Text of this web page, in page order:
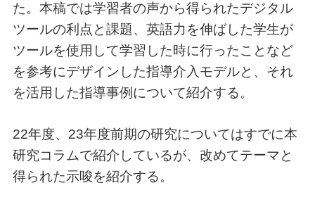
た。本稿では学習者の声から得られたデジタル
ツールの利点と課題、英語力を伸ばした学生が
ツールを使用して学習した時に行ったことなど
を参考にデザインした指導介入モデルと、それ
を活用した指導事例について紹介する。
22年度、23年度前期の研究についてはすでに本
研究コラムで紹介しているが、改めてテーマと
得られた示唆を紹介する。